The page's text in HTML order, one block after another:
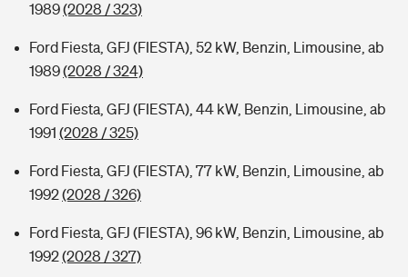
1989(2028 / 323)
Ford Fiesta, GFJ (FIESTA), 52 kW, Benzin, Limousine, ab
1989(2028 / 324)
Ford Fiesta, GFJ (FIESTA), 44 kW, Benzin, Limousine, ab
1991 (2028 / 325)
Ford Fiesta, GFJ (FIESTA), 77 kW, Benzin, Limousine, ab
1992(2028 / 326)
Ford Fiesta, GFJ (FIESTA), 96 kW, Benzin, Limousine, ab
1992(2028 / 327)